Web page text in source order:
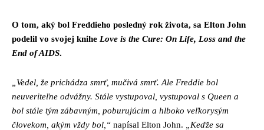
O tom, aký bol Freddieho posledný rok života, sa Elton John
podelil vo svojej knihe Love is the Cure: On Life, Loss and the
End of AIDS.
„Vedel, že prichádza smrť, mučivá smrť. Ale Freddie bol
neuveriteľne odvážny. Stále vystupoval, vystupoval s Queen a
bol stále tým zábavným, poburujúcim a hlboko veľkorysým
človekom, akým vždy bol,“ napísal Elton John.
„Keďže sa